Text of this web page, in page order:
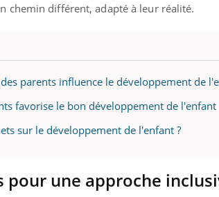
chemin différent, adapté à leur réalité.
parents influence le développement de
favorise le bon développement de l'enfant
sur le développement de l'enfant ?
pour une approche